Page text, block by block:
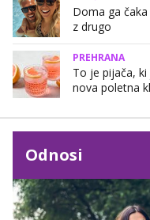
Doma ga
z drugo
PREHRANA
To je pijača,
nova poletna
Odnosi